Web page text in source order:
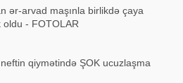
ər-arvad maşınla birlikdə çaya
oldu - FOTOLAR
qiymətində ŞOK ucuzlaşma